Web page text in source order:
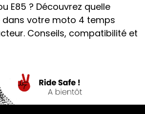
E85 ? Découvrez quelle
votre moto 4 temps
Conseils, compatibilité et